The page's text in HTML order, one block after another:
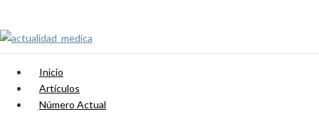
Inicio
Artículos
Número Actual